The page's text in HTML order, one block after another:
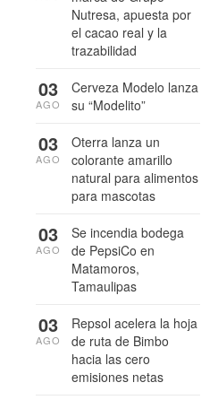
Nutresa, apuesta por
el cacao real y la
trazabilidad
Cerveza Modelo lanza
su “Modelito”
03
AGO
Oterra lanza un
colorante amarillo
natural para alimentos
para mascotas
03
AGO
Se incendia bodega
de PepsiCo en
Matamoros,
Tamaulipas
03
AGO
Repsol acelera la hoja
de ruta de Bimbo
hacia las cero
emisiones netas
03
AGO